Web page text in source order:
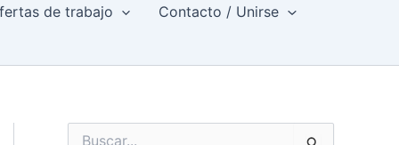
de trabajo
Contacto / Unirse